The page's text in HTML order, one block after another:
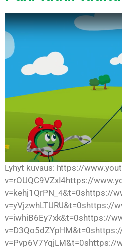
Lyhyt kuvaus: https://
v=rOUQC9VZxI4https://
v=kehj1QrPN_4&t=0shttps://
v=yVjzwhLTURU&t=0shttps://
v=iwhiB6Ey7xk&t=0shttps://
v=Pvp6V7YqjLM&t=0shttps://